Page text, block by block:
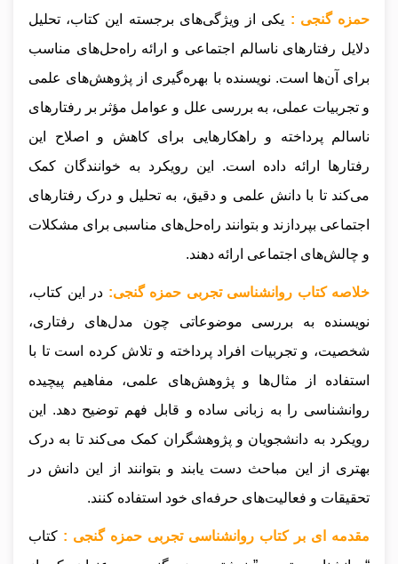
حمزه گنجی : یکی از ویژگی‌های برجسته این کتاب، تحلیل
دلایل رفتارهای ناسالم اجتماعی و ارائه راه‌حل‌های مناسب
برای آن‌ها است. نویسنده با بهره‌گیری از پژوهش‌های علمی
و تجربیات عملی، به بررسی علل و عوامل مؤثر بر رفتارهای
ناسالم پرداخته و راهکارهایی برای کاهش و اصلاح این
رفتارها ارائه داده است. این رویکرد به خوانندگان کمک
می‌کند تا با دانش علمی و دقیق، به تحلیل و درک رفتارهای
اجتماعی بپردازند و بتوانند راه‌حل‌های مناسبی برای مشکلات
و چالش‌های اجتماعی ارائه دهند.
خلاصه کتاب روانشناسی تجربی حمزه گنجی: در این کتاب،
نویسنده به بررسی موضوعاتی چون مدل‌های رفتاری،
شخصیت، و تجربیات افراد پرداخته و تلاش کرده است تا با
استفاده از مثال‌ها و پژوهش‌های علمی، مفاهیم پیچیده
روانشناسی را به زبانی ساده و قابل فهم توضیح دهد. این
رویکرد به دانشجویان و پژوهشگران کمک می‌کند تا به درک
بهتری از این مباحث دست یابند و بتوانند از این دانش در
تحقیقات و فعالیت‌های حرفه‌ای خود استفاده کنند.
مقدمه ای بر کتاب روانشناسی تجربی حمزه گنجی : کتاب